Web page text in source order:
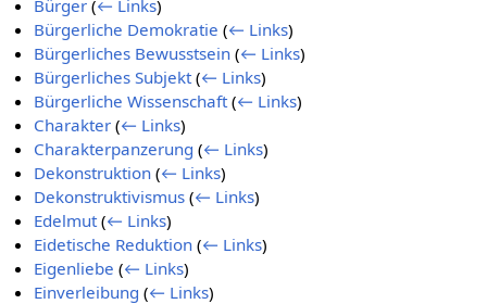
Bürger (← Links)
Bürgerliche Demokratie (← Links)
Bürgerliches Bewusstsein (← Links)
Bürgerliches Subjekt (← Links)
Bürgerliche Wissenschaft (← Links)
Charakter (← Links)
Charakterpanzerung (← Links)
Dekonstruktion (← Links)
Dekonstruktivismus (← Links)
Edelmut (← Links)
Eidetische Reduktion (← Links)
Eigenliebe (← Links)
Einverleibung (← Links)